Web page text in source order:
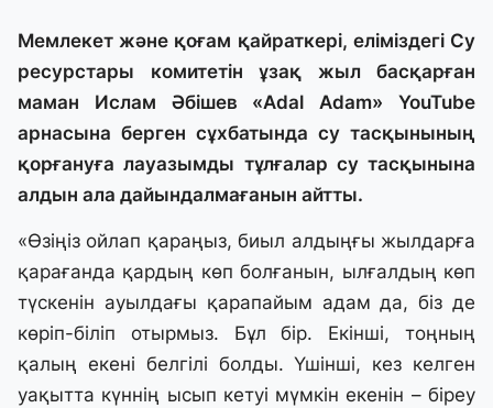
Мемлекет және қоғам қайраткері, еліміздегі Су
ресурстары комитетін ұзақ жыл басқарған
маман Ислам Әбішев «Adal Adam» YouTube
арнасына берген сұхбатында су тасқынының
қорғануға лауазымды тұлғалар су тасқынына
алдын ала дайындалмағанын айтты.
«Өзіңіз ойлап қараңыз, биыл алдыңғы жылдарға
қарағанда қардың көп болғанын, ылғалдың көп
түскенін ауылдағы қарапайым адам да, біз де
көріп-біліп отырмыз. Бұл бір. Екінші, тоңның
қалың екені белгілі болды. Үшінші, кез келген
уақытта күннің ысып кетуі мүмкін екенін – біреу